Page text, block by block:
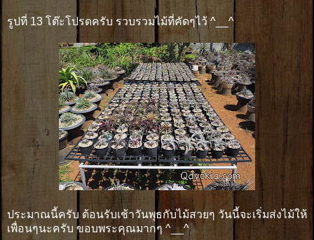
รูปที่ 13 โต๊ะโปรดครับ รวบรวมไม้ที่คัดๆไว้ ^__^
ประมาณนี้ครับ ต้อนรับเช้าวันพุธกับไม้สวยๆ วันนี้จะเริ่มส่งไม้ให้
เพื่อนๆนะครับ ขอบพระคุณมากๆ ^__^